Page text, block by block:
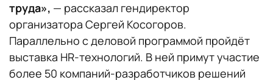
труда», — рассказал гендиректор
организатора Сергей Косогоров.
Параллельно с деловой программой пройдёт
выставка HR-технологий. В ней примут участие
более 50 компаний-разработчиков решений